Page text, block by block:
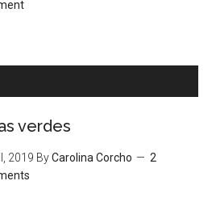
verdes
2019 ByCarolina Corcho
2